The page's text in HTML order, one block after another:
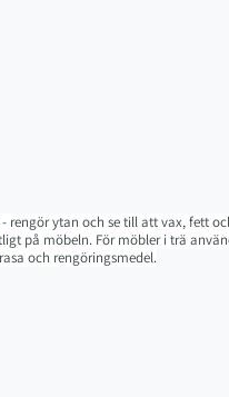
rengör ytan och se till att vax, fett
på möbeln. För möbler i trä
och rengöringsmedel.